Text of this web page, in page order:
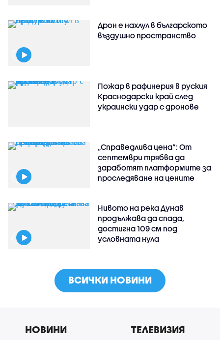
Дрон е нахлул в българското
въздушно пространство
Пожар в рафинерия в руския
Краснодарски край след
украински удар с дронове
„Справедлива цена“: От
септември трябва да
заработят платформите за
проследяване на цените
Нивото на река Дунав
продължава да спада,
достигна 109 см под
условната нула
ВСИЧКИ НОВИНИ
НОВИНИ ТЕЛЕВИЗИЯ